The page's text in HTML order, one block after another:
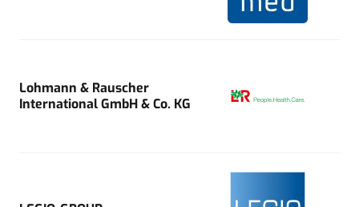
Lohmann & Rauscher
International GmbH & Co. KG